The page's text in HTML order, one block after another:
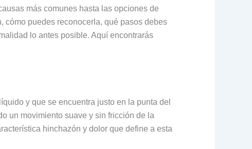
más comunes hasta las opciones de
cómo puedes reconocerla, qué pasos debes
lo antes posible. Aquí encontrarás
y que se encuentra justo en la punta del
un movimiento suave y sin fricción de la
hinchazón y dolor que define a esta